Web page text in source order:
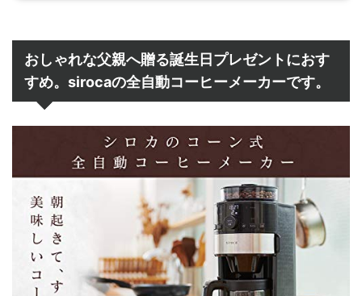
おしゃれな父親へ贈る誕生日プレゼントにおす
すめ。sirocaの全自動コーヒーメーカーです。